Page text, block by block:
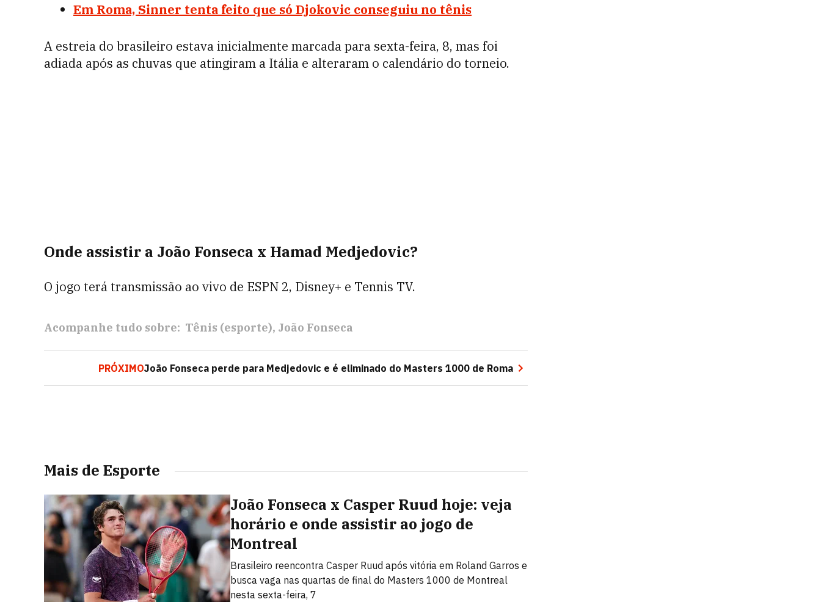
Em Roma, Sinner tenta feito que só Djokovic conseguiu no tênis
A estreia do brasileiro estava inicialmente marcada para sexta-feira, 8, mas foi
adiada após as chuvas que atingiram a Itália e alteraram o calendário do torneio.
Onde assistir a João Fonseca x Hamad Medjedovic?
O jogo terá transmissão ao vivo de ESPN 2, Disney+ e Tennis TV.
Acompanhe tudo sobre: Tênis (esporte) João Fonseca
PRÓXIMOJoão Fonseca perde para Medjedovic e é eliminado do Masters 1000 de Roma
Mais de Esporte
João Fonseca x Casper Ruud hoje: veja
horário e onde assistir ao jogo de
Montreal
Brasileiro reencontra Casper Ruud após vitória em Roland Garros e
busca vaga nas quartas de final do Masters 1000 de Montreal
nesta sexta-feira, 7